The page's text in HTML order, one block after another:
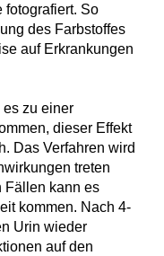
fotografiert. So
des Farbstoffes
auf Erkrankungen
es zu einer
dieser Effekt
Das Verfahren wird
treten
Fällen kann es
kommen. Nach 4-
Urin wieder
auf den